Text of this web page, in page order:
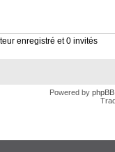
enregistré et 0 invités
Powered by phpBB